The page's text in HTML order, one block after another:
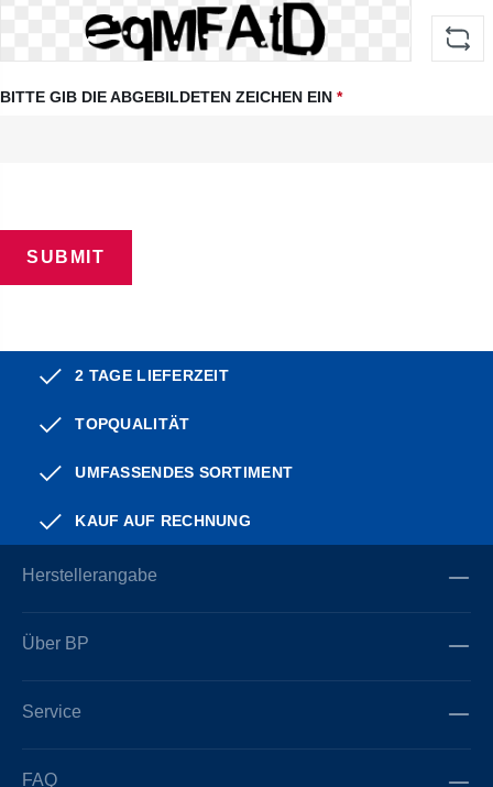
BITTE GIB DIE ABGEBILDETEN ZEICHEN EIN *
SUBMIT
2 TAGE LIEFERZEIT
TOPQUALITÄT
UMFASSENDES SORTIMENT
KAUF AUF RECHNUNG
Herstellerangabe
Über BP
Service
FAQ